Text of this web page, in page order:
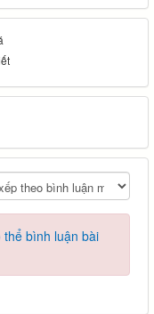
thể bình luận bài